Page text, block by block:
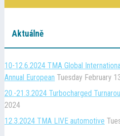
Aktuálně
10-12.6.2024 TMA Global
Annual European Tuesday February
20.-21.3.2024 Turbocharged
2024
12.3.2024 TMA LIVE automotive